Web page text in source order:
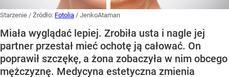
Starzenie / Źródło: Fotolia / JenkoAtaman
Miała wyglądać lepiej. Zrobiła usta i nagle jej
partner przestał mieć ochotę ją całować. On
poprawił szczękę, a żona zobaczyła w nim obcego
mężczyznę. Medycyna estetyczna zmienia